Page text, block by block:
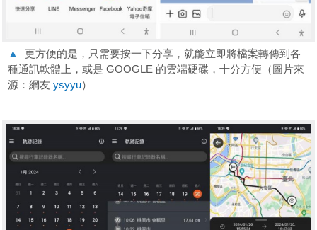
▲
更方便的是，只需要按一下分享，就能立即將檔案轉傳到各
種通訊軟體上，或是 GOOGLE 的雲端硬碟，十分方便（圖片來
源：網友 ysyyu）